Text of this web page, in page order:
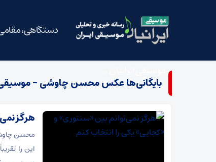
دستگاهی،
بایگانی‌ها عکس محسن چاوشی - موسیقی
هرگز
محسن